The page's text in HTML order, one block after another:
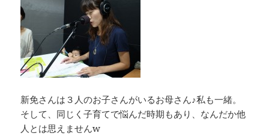
新免さんは３人のお子さんがいるお母さん♪私も一緒。
そして、同じく子育てで悩んだ時期もあり、なんだか他
人とは思えませんw